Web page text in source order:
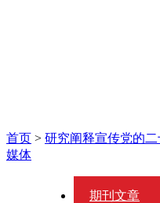
首页 > 研究阐释宣传党的
媒体
期刊文章